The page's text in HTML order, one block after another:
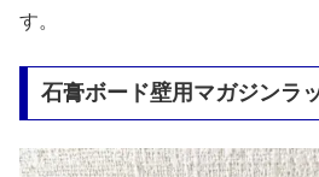
す。
石膏ボード壁用マガジンラ